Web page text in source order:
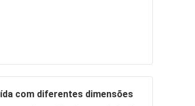
com diferentes dimensões